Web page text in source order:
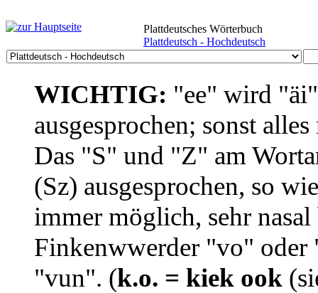
Plattdeutsches Wörterbuch
Plattdeutsch - Hochdeutsch
WICHTIG: "ee" wird
ausgesprochen; sonst
Das "S" und "Z" am
(Sz) ausgesprochen, so
immer möglich, sehr
Finkenwwerder "vo"
"vun". (k.o. = kiek ook